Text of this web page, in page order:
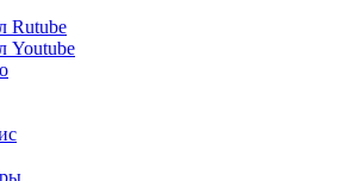
Rutube
Youtube